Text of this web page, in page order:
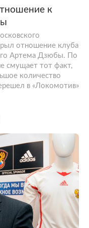
к
отношение клуба
Артема Дзюбы. По
смущает тот факт,
количество
в «Локомотив»